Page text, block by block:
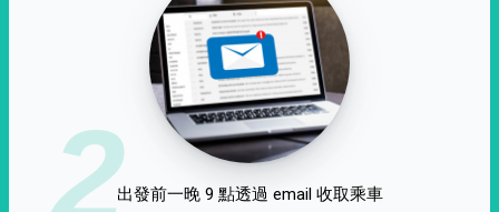
2出發前一晚 9 點透過 email 收取乘車